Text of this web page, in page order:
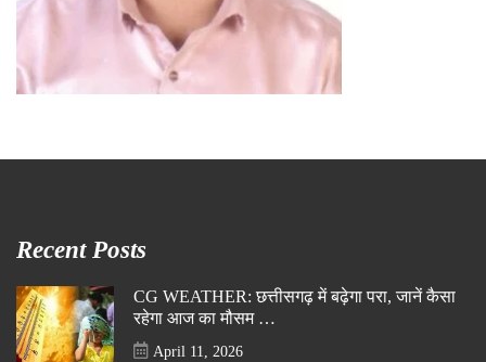
Recent Posts
CG WEATHER: छत्तीसगढ़ में बढ़ेगा परा, जानें कैसा
रहेगा आज का मौसम …
April 11, 2026